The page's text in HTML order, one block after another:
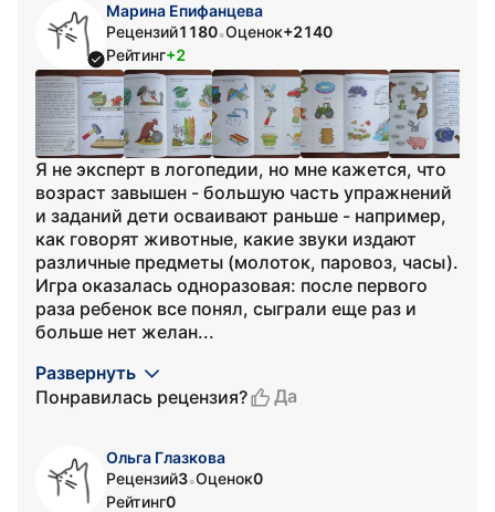
Марина Епифанцева
Рецензий1180•Оценок+2140
Рейтинг+2
Я не эксперт в логопедии, но мне кажется, что
возраст завышен - большую часть упражнений
и заданий дети осваивают раньше - например,
как говорят животные, какие звуки издают
различные предметы (молоток, паровоз, часы).
Игра оказалась одноразовая: после первого
раза ребенок все понял, сыграли еще раз и
больше нет желан...
Развернуть
Понравилась рецензия?
Да
Ольга Глазкова
Рецензий3•Оценок0
Рейтинг0